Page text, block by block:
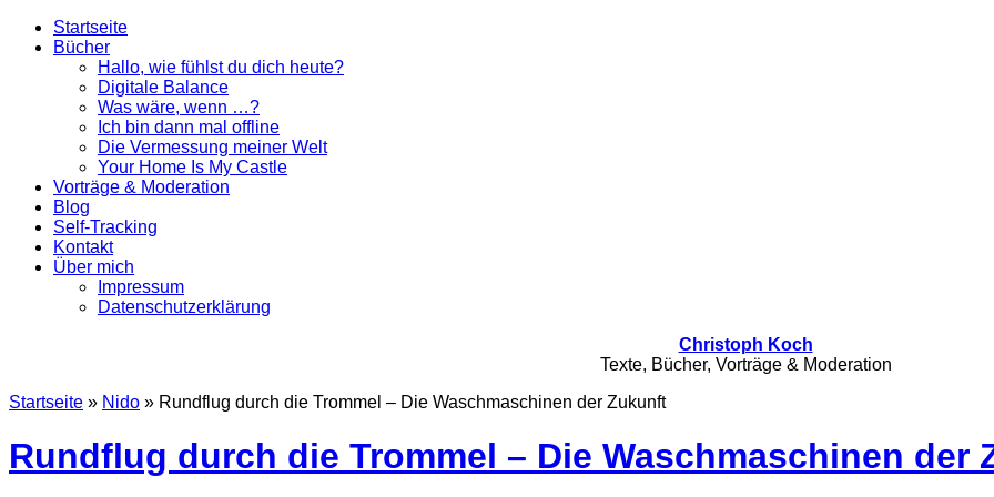
Startseite
Bücher
Hallo, wie fühlst du dich heute?
Digitale Balance
Was wäre, wenn …?
Ich bin dann mal offline
Die Vermessung meiner Welt
Your Home Is My Castle
Vorträge & Moderation
Blog
Self-Tracking
Kontakt
Über mich
Impressum
Datenschutzerklärung
Christoph Koch
Texte, Bücher, Vorträge & Moderation
Startseite » Nido » Rundflug durch die Trommel – Die Waschmaschinen der Zukunft
Rundflug durch die Trommel – Die Waschmaschinen der